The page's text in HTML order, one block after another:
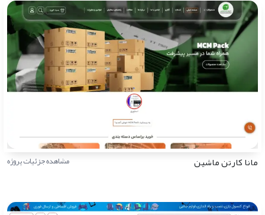
مانا کارتن ماشین مشاهده جزئیات پروژه